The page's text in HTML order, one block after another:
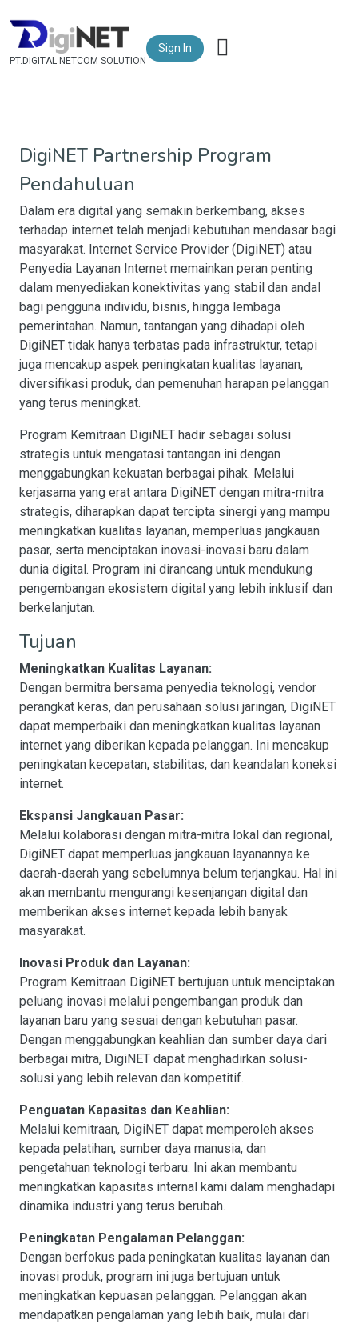
PT.DIGITAL NETCOM SOLUTION
Sign In
DigiNET Partnership Program
Pendahuluan
Dalam era digital yang semakin berkembang, akses
terhadap internet telah menjadi kebutuhan mendasar bagi
masyarakat. Internet Service Provider (DigiNET) atau
Penyedia Layanan Internet memainkan peran penting
dalam menyediakan konektivitas yang stabil dan andal
bagi pengguna individu, bisnis, hingga lembaga
pemerintahan. Namun, tantangan yang dihadapi oleh
DigiNET tidak hanya terbatas pada infrastruktur, tetapi
juga mencakup aspek peningkatan kualitas layanan,
diversifikasi produk, dan pemenuhan harapan pelanggan
yang terus meningkat.
Program Kemitraan DigiNET hadir sebagai solusi
strategis untuk mengatasi tantangan ini dengan
menggabungkan kekuatan berbagai pihak. Melalui
kerjasama yang erat antara DigiNET dengan mitra-mitra
strategis, diharapkan dapat tercipta sinergi yang mampu
meningkatkan kualitas layanan, memperluas jangkauan
pasar, serta menciptakan inovasi-inovasi baru dalam
dunia digital. Program ini dirancang untuk mendukung
pengembangan ekosistem digital yang lebih inklusif dan
berkelanjutan.
Tujuan
Meningkatkan Kualitas Layanan:
Dengan bermitra bersama penyedia teknologi, vendor
perangkat keras, dan perusahaan solusi jaringan, DigiNET
dapat memperbaiki dan meningkatkan kualitas layanan
internet yang diberikan kepada pelanggan. Ini mencakup
peningkatan kecepatan, stabilitas, dan keandalan koneksi
internet.
Ekspansi Jangkauan Pasar:
Melalui kolaborasi dengan mitra-mitra lokal dan regional,
DigiNET dapat memperluas jangkauan layanannya ke
daerah-daerah yang sebelumnya belum terjangkau. Hal ini
akan membantu mengurangi kesenjangan digital dan
memberikan akses internet kepada lebih banyak
masyarakat.
Inovasi Produk dan Layanan:
Program Kemitraan DigiNET bertujuan untuk menciptakan
peluang inovasi melalui pengembangan produk dan
layanan baru yang sesuai dengan kebutuhan pasar.
Dengan menggabungkan keahlian dan sumber daya dari
berbagai mitra, DigiNET dapat menghadirkan solusi-
solusi yang lebih relevan dan kompetitif.
Penguatan Kapasitas dan Keahlian:
Melalui kemitraan, DigiNET dapat memperoleh akses
kepada pelatihan, sumber daya manusia, dan
pengetahuan teknologi terbaru. Ini akan membantu
meningkatkan kapasitas internal kami dalam menghadapi
dinamika industri yang terus berubah.
Peningkatan Pengalaman Pelanggan:
Dengan berfokus pada peningkatan kualitas layanan dan
inovasi produk, program ini juga bertujuan untuk
meningkatkan kepuasan pelanggan. Pelanggan akan
mendapatkan pengalaman yang lebih baik, mulai dari